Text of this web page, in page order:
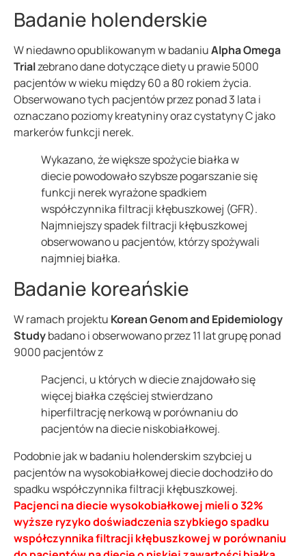
Badanie holenderskie
W niedawno opublikowanym w badaniuAlpha Omega
Trialzebrano dane dotyczące diety u prawie 5000
pacjentów w wieku między 60 a 80 rokiem życia.
Obserwowano tych pacjentów przez ponad 3 lata i
oznaczano poziomy kreatyniny oraz cystatyny C jako
markerów funkcji nerek.
Wykazano, że większe spożycie białka w
diecie powodowało szybsze pogarszanie się
funkcji nerek wyrażone spadkiem
współczynnika filtracji kłębuszkowej (GFR).
Najmniejszy spadek filtracji kłębuszkowej
obserwowano u pacjentów, którzy spożywali
najmniej białka.
Badanie koreańskie
W ramach projektu Korean Genom and Epidemiology
Studybadano i obserwowano przez 11 lat grupę ponad
9000 pacjentów z
Pacjenci, u których w diecie znajdowało się
więcej białka częściej stwierdzano
hiperfiltrację nerkową w porównaniu do
pacjentów na diecie niskobiałkowej.
Podobnie jak w badaniu holenderskim szybciej u
pacjentów na wysokobiałkowej diecie dochodziło do
spadku współczynnika filtracji kłębuszkowej.
Pacjenci na diecie wysokobiałkowej mieli o 32%
wyższe ryzyko doświadczenia szybkiego spadku
współczynnika filtracji kłębuszkowej w porównaniu